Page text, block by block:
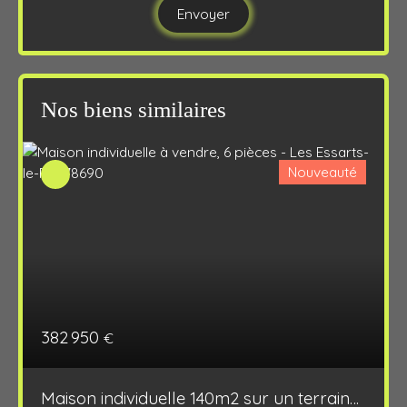
Envoyer
Nos biens similaires
382 950 €
Nouveauté
Maison individuelle 140m2 sur un terrain